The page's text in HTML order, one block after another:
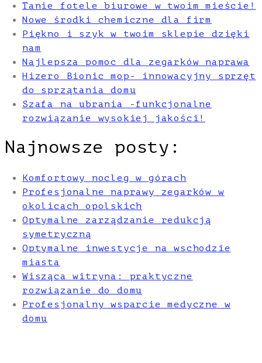
Tanie fotele biurowe w twoim mieście!
Nowe środki chemiczne dla firm
Piękno i szyk w twoim sklepie dzięki
nam
Najlepsza pomoc dla zegarków naprawa
Hizero Bionic mop- innowacyjny sprzęt
do sprzątania domu
Szafa na ubrania -funkcjonalne
rozwiązanie wysokiej jakości!
Najnowsze posty:
Komfortowy nocleg w górach
Profesjonalne naprawy zegarków w
okolicach opolskich
Optymalne zarządzanie redukcją
symetryczną
Optymalne inwestycje na wschodzie
miasta
Wisząca witryna: praktyczne
rozwiązanie do domu
Profesjonalny wsparcie medyczne w
domu